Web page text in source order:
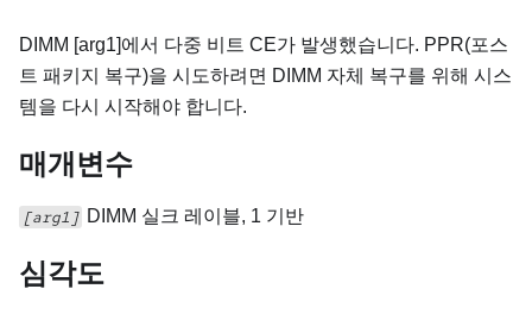
DIMM [arg1]에서 다중 비트 CE가 발생했습니다. PPR(포스
트 패키지 복구)을 시도하려면 DIMM 자체 복구를 위해 시스
템을 다시 시작해야 합니다.
매개변수
[arg1] DIMM 실크 레이블, 1 기반
심각도